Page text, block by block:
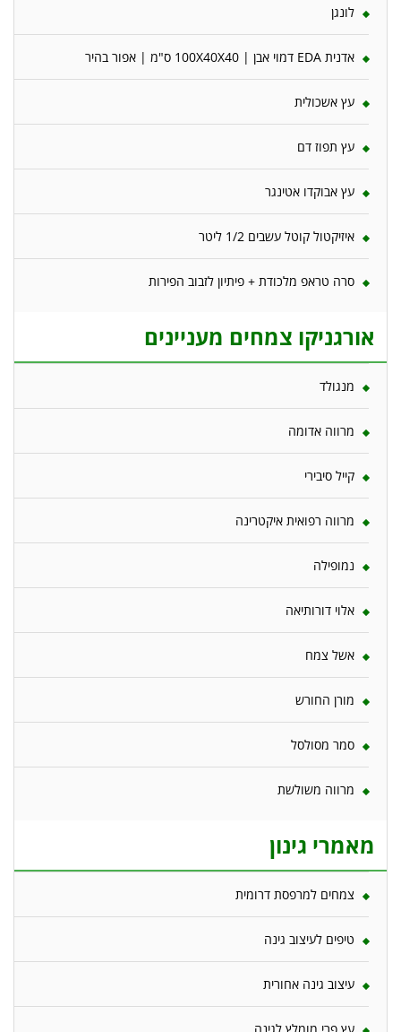
לונגן
אדנית EDA דמוי אבן | 100X40X40 ס"מ | אפור בהיר
עץ אשכולית
עץ תפוז דם
עץ אבוקדו אטינגר
איזיקטול קוטל עשבים 1/2 ליטר
סרה טראפ מלכודת + פיתיון לזבוב הפירות
אורגניקו צמחים מעניינים
מנגולד
מרווה אדומה
קייל סיבירי
מרווה רפואית איקטרינה
נמופילה
אלוי דורותיאה
אשל צמח
מורן החורש
סמר מסולסל
מרווה משולשת
מאמרי גינון
צמחים למרפסת דרומית
טיפים לעיצוב גינה
עיצוב גינה אחורית